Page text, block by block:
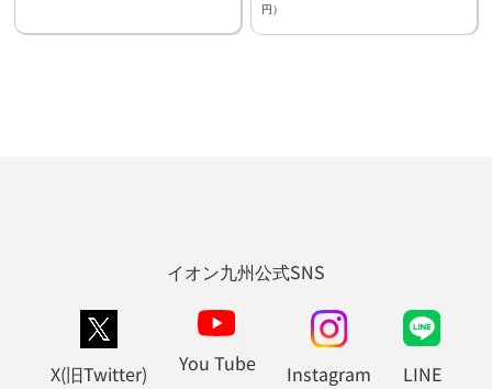
円）
イオン九州公式SNS
X(旧Twitter) You Tube Instagram LINE